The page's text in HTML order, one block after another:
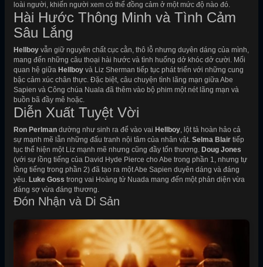
loài người, khiến người xem có thể đồng cảm ở một mức độ nào đó.
Hài Hước Thông Minh và Tình Cảm
Sâu Lắng
Hellboy vẫn giữ nguyên chất cục cằn, thô lỗ nhưng duyên dáng của mình,
mang đến những câu thoại hài hước và tình huống dở khóc dở cười. Mối
quan hệ giữa Hellboy và Liz Sherman tiếp tục phát triển với những cung
bậc cảm xúc chân thực. Đặc biệt, câu chuyện tình lãng mạn giữa Abe
Sapien và Công chúa Nuala đã thêm vào bộ phim một nét lãng mạn và
buồn bã đầy mê hoặc.
Diễn Xuất Tuyệt Vời
Ron Perlman dường như sinh ra để vào vai Hellboy, lột tả hoàn hảo cả
sự mạnh mẽ lẫn những đấu tranh nội tâm của nhân vật. Selma Blair tiếp
tục thể hiện một Liz mạnh mẽ nhưng cũng đầy tổn thương. Doug Jones
(với sự lồng tiếng của David Hyde Pierce cho Abe trong phần 1, nhưng tự
lồng tiếng trong phần 2) đã tạo ra một Abe Sapien duyên dáng và đáng
yêu. Luke Goss trong vai Hoàng tử Nuada mang đến một phản diện vừa
đáng sợ vừa đáng thương.
Đón Nhận và Di Sản